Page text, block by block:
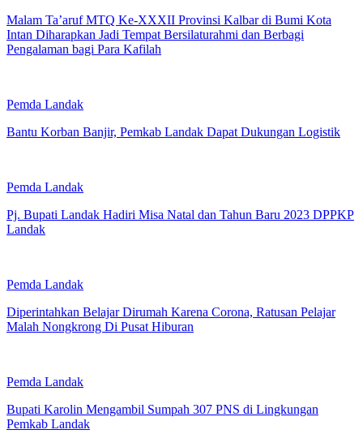
Malam Ta’aruf MTQ Ke-XXXII Provinsi Kalbar di Bumi Kota
Intan Diharapkan Jadi Tempat Bersilaturahmi dan Berbagi
Pengalaman bagi Para Kafilah
Pemda Landak
Bantu Korban Banjir, Pemkab Landak Dapat Dukungan Logistik
Pemda Landak
Pj. Bupati Landak Hadiri Misa Natal dan Tahun Baru 2023 DPPKP
Landak
Pemda Landak
Diperintahkan Belajar Dirumah Karena Corona, Ratusan Pelajar
Malah Nongkrong Di Pusat Hiburan
Pemda Landak
Bupati Karolin Mengambil Sumpah 307 PNS di Lingkungan
Pemkab Landak